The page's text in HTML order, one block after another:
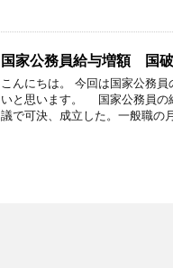
国家公務員給与増額 国
こんにちは。 今回は国家公務
いと思います。 国家公務員の
議で可決、成立した。一般職の